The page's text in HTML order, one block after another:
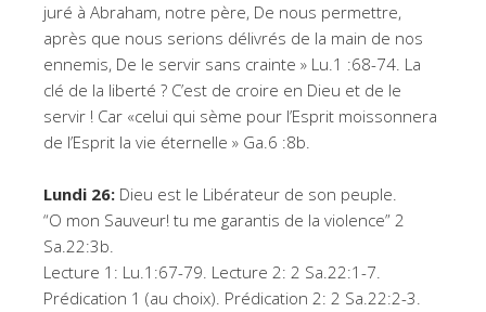
juré à Abraham, notre père, De nous permettre,
après que nous serions délivrés de la main de nos
ennemis, De le servir sans crainte » Lu.1 :68-74. La
clé de la liberté ? C’est de croire en Dieu et de le
servir ! Car «celui qui sème pour l’Esprit moissonnera
de l’Esprit la vie éternelle » Ga.6 :8b.
Lundi 26: Dieu est le Libérateur de son peuple.
“O mon Sauveur! tu me garantis de la violence” 2
Sa.22:3b.
Lecture 1: Lu.1:67-79. Lecture 2: 2 Sa.22:1-7.
Prédication 1 (au choix). Prédication 2: 2 Sa.22:2-3.